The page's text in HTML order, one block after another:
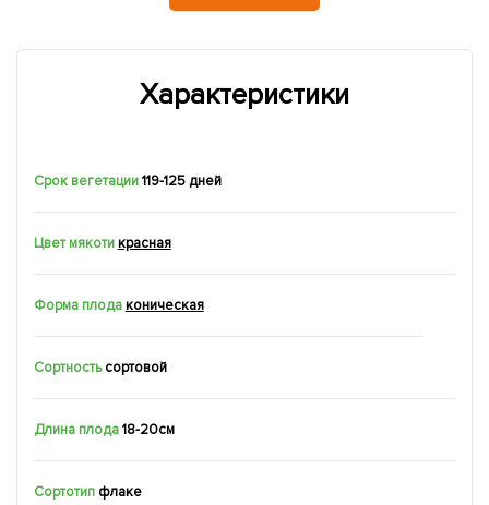
Характеристики
Срок вегетации 119-125 дней
Цвет мякотикрасная
Форма плодаконическая
Сортность сортовой
Длина плода18-20см
Сортотип флаке